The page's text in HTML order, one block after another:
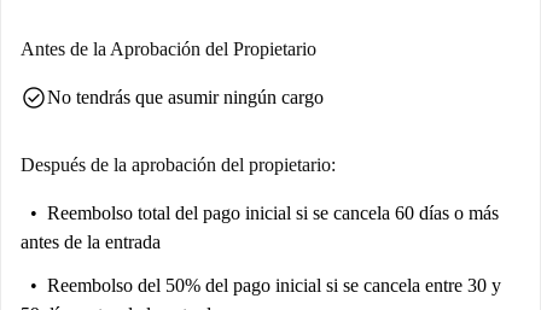
Antes de la Aprobación del Propietario
check_circleNo tendrás que asumir ningún cargo
Después de la aprobación del propietario:
Reembolso total del pago inicial si se cancela 60 días o más
antes de la entrada
Reembolso del 50% del pago inicial si se cancela entre 30 y